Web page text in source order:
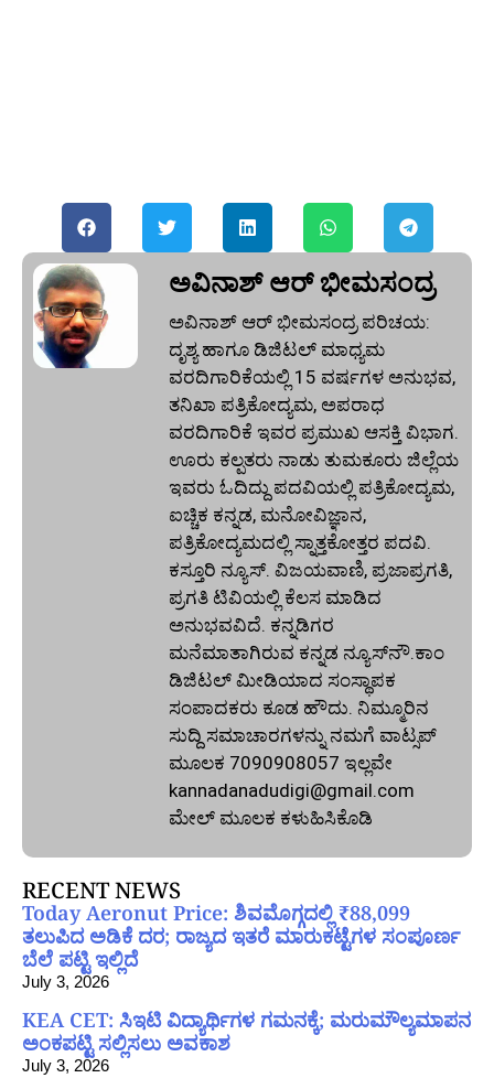
ಅವಿನಾಶ್‌ ಆರ್‌ ಭೀಮಸಂದ್ರ
ಅವಿನಾಶ್‌ ಆರ್‌ ಭೀಮಸಂದ್ರ ಪರಿಚಯ:
ದೃಶ್ಯ ಹಾಗೂ ಡಿಜಿಟಲ್ ಮಾಧ್ಯಮ
ವರದಿಗಾರಿಕೆಯಲ್ಲಿ 15 ವರ್ಷಗಳ ಅನುಭವ,
ತನಿಖಾ ಪತ್ರಿಕೋದ್ಯಮ, ಅಪರಾಧ
ವರದಿಗಾರಿಕೆ ಇವರ ಪ್ರಮುಖ ಆಸಕ್ತಿ ವಿಭಾಗ.
ಊರು ಕಲ್ಪತರು ನಾಡು ತುಮಕೂರು ಜಿಲ್ಲೆಯ
ಇವರು ಓದಿದ್ದು ಪದವಿಯಲ್ಲಿ ಪತ್ರಿಕೋದ್ಯಮ,
ಐಚ್ಚಿಕ ಕನ್ನಡ, ಮನೋವಿಜ್ಞಾನ,
ಪತ್ರಿಕೋದ್ಯಮದಲ್ಲಿ ಸ್ನಾತ್ತಕೋತ್ತರ ಪದವಿ.
ಕಸ್ತೂರಿ ನ್ಯೂಸ್‌. ವಿಜಯವಾಣಿ, ಪ್ರಜಾಪ್ರಗತಿ,
ಪ್ರಗತಿ ಟಿವಿಯಲ್ಲಿ ಕೆಲಸ ಮಾಡಿದ
ಅನುಭವವಿದೆ. ಕನ್ನಡಿಗರ
ಮನೆಮಾತಾಗಿರುವ ಕನ್ನಡ ನ್ಯೂಸ್‌ನೌ.ಕಾಂ
ಡಿಜಿಟಲ್‌ ಮೀಡಿಯಾದ ಸಂಸ್ಥಾಪಕ
ಸಂಪಾದಕರು ಕೂಡ ಹೌದು. ನಿಮ್ಮೂರಿನ
ಸುದ್ದಿ ಸಮಾಚಾರಗಳನ್ನು ನಮಗೆ ವಾಟ್ಸಪ್‌
ಮೂಲಕ 7090908057 ಇಲ್ಲವೇ
kannadanadudigi@gmail.com
ಮೇಲ್‌ ಮೂಲಕ ಕಳುಹಿಸಿಕೊಡಿ
RECENT NEWS
Today Aeronut Price: ಶಿವಮೊಗ್ಗದಲ್ಲಿ ₹88,099
ತಲುಪಿದ ಅಡಿಕೆ ದರ; ರಾಜ್ಯದ ಇತರೆ ಮಾರುಕಟ್ಟೆಗಳ ಸಂಪೂರ್ಣ
ಬೆಲೆ ಪಟ್ಟಿ ಇಲ್ಲಿದೆ
July 3, 2026
KEA CET: ಸಿಇಟಿ ವಿದ್ಯಾರ್ಥಿಗಳ ಗಮನಕ್ಕೆ; ಮರುಮೌಲ್ಯಮಾಪನ
ಅಂಕಪಟ್ಟಿ ಸಲ್ಲಿಸಲು ಅವಕಾಶ
July 3, 2026